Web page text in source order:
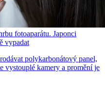
fotoaparátu. Japonci
vypadat
polykarbonátový panel,
vystouplé kamery a promění je